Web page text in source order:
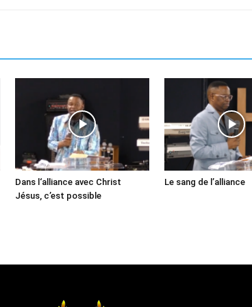
Dans l‘alliance avec Christ
Jésus, c’est possible
Le sang de l’alliance